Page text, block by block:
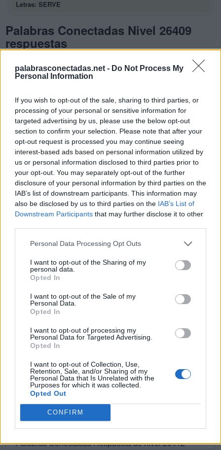
palabrasconectadas.net - Do Not Process My
Personal Information
If you wish to opt-out of the sale, sharing to third parties, or
processing of your personal or sensitive information for
targeted advertising by us, please use the below opt-out
section to confirm your selection. Please note that after your
opt-out request is processed you may continue seeing
interest-based ads based on personal information utilized by
us or personal information disclosed to third parties prior to
your opt-out. You may separately opt-out of the further
disclosure of your personal information by third parties on the
IAB’s list of downstream participants. This information may
also be disclosed by us to third parties on the IAB’s List of
Downstream Participants that may further disclose it to other
Personal Data Processing Opt Outs
I want to opt-out of the Sharing of my
personal data.
Opted In
I want to opt-out of the Sale of my
Personal Data.
Opted In
I want to opt-out of processing my
Personal Data for Targeted Advertising.
Opted In
I want to opt-out of Collection, Use,
Retention, Sale, and/or Sharing of my
Personal Data that Is Unrelated with the
Purposes for which it was collected.
Opted Out
CONFIRM
Letras: SERVE
Palabras Conectadas Nivel 26409
respuestas
S
E
R
V
E
R
V
E
S
V
E E
R
V
E R S
E
Palabras extra:
R
E
S
E
R
E
E
R E
S
BUSCAR MÁS
Por favor seleccione los niveles:
Palabras Conectadas Respuesta de nivel 26404
Palabras Conectadas Respuesta de nivel 26405
Palabras Conectadas Respuesta de nivel 26406
Palabras Conectadas Respuesta de nivel 26407
Palabras Conectadas Respuesta de nivel 26408
Palabras Conectadas Respuesta de nivel 26409
Palabras Conectadas Respuesta de nivel 26410
Palabras Conectadas Respuesta de nivel 26411
Palabras Conectadas Respuesta de nivel 26412